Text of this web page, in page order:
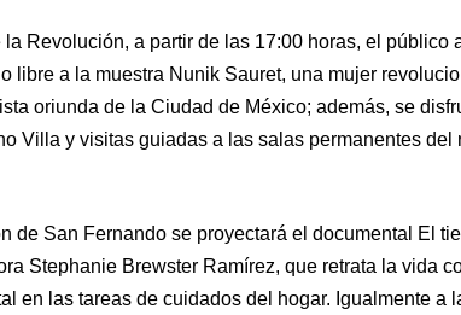
Revolución, a partir de las 17:00 horas, el público
libre a la muestra Nunik Sauret, una mujer
oriunda de la Ciudad de México; además, se
Villa y visitas guiadas a las salas permanentes del
de San Fernando se proyectará el documental El
Stephanie Brewster Ramírez, que retrata la vida
en las tareas de cuidados del hogar. Igualmente a